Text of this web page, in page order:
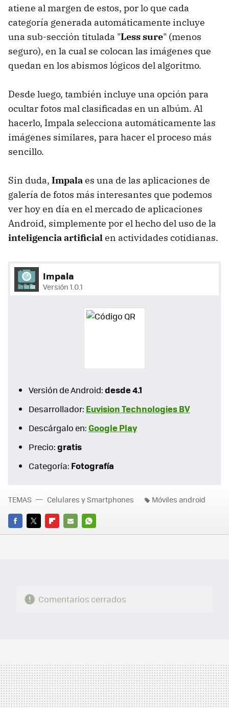
atiene al margen de estos, por lo que cada
categoría generada automáticamente incluye
una sub-sección titulada "Less sure" (menos
seguro), en la cual se colocan las imágenes que
quedan en los abismos lógicos del algoritmo.
Desde luego, también incluye una opción para
ocultar fotos mal clasificadas en un albúm. Al
hacerlo, Impala selecciona automáticamente las
imágenes similares, para hacer el proceso más
sencillo.
Sin duda, Impalaes una de las aplicaciones de
galería de fotos más interesantes que podemos
ver hoy en día en el mercado de aplicaciones
Android, simplemente por el hecho del uso de la
inteligencia artificialen actividades cotidianas.
Impala
Versión 1.0.1
Versión de Android:desde 4.1
Desarrollador: Euvision Technologies BV
Descárgalo en:Google Play
Precio:gratis
Categoría: Fotografía
FACEBOOK
TWITTERFLIPBOARD
E-
WHATSAPP
TEMAS Celulares y Smartphones Móviles android
Comentarios cerrados